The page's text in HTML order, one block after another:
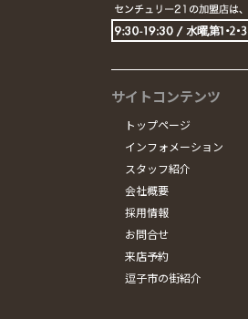
サイトコンテンツ
トップページ
インフォメーション
スタッフ紹介
会社概要
採用情報
お問合せ
来店予約
逗子市の街紹介